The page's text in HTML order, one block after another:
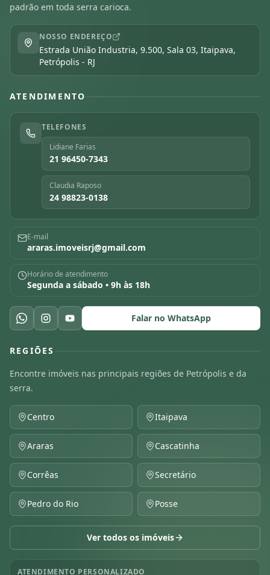
padrão em toda serra carioca.
NOSSO ENDEREÇO
Estrada União Industria, 9.500, Sala 03, Itaipava,
Petrópolis - RJ
ATENDIMENTO
TELEFONES
Lidiane Farias
21 96450-7343
Claudia Raposo
24 98823-0138
E-mail
araras.imoveisrj@gmail.com
Horário de atendimento
Segunda a sábado • 9h às 18h
Falar no WhatsApp
REGIÕES
Encontre imóveis nas principais regiões de Petrópolis e da
serra.
Centro Itaipava
Araras Cascatinha
Corrêas Secretário
Pedro do Rio Posse
Ver todos os imóveis
ATENDIMENTO PERSONALIZADO